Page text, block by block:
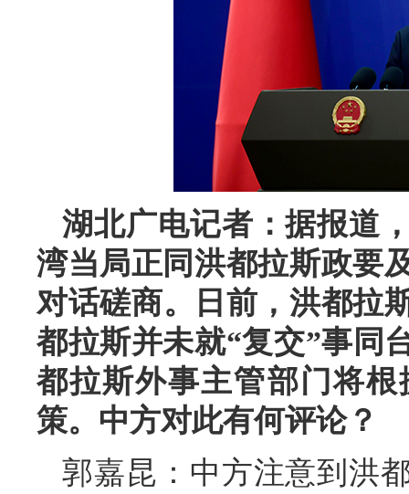
湖北广电记者：据报道
湾当局正同洪都拉斯政要
对话磋商。日前，洪都拉
都拉斯并未就“复交”事同
都拉斯外事主管部门将
策。中方对此有何评论？
郭嘉昆：中方注意到洪